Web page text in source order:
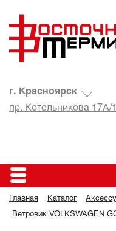
г. Красноярск
пр. Котельникова 17А/1
Главная Каталог
Ветровик VOLKSWAGEN